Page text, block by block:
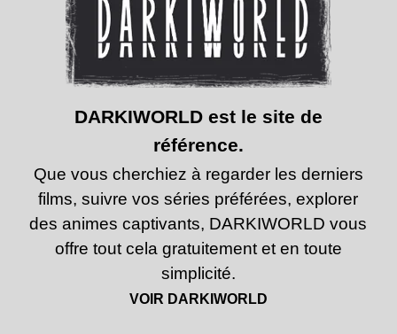
DARKIWORLD est le site de
référence.
Que vous cherchiez à regarder les derniers
films, suivre vos séries préférées, explorer
des animes captivants, DARKIWORLD vous
offre tout cela gratuitement et en toute
simplicité.
VOIR DARKIWORLD